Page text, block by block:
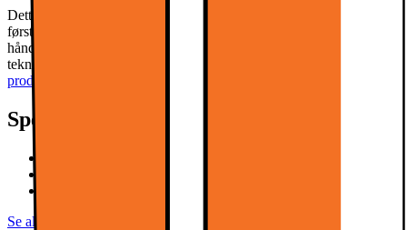
Dette Philips 48" OLED760 4K OLED Smart TV tilbyder
førsteklasses videokvalitet og en verden af underholdning lige ved
hånden. P5 AI Intelligent Picture Engine med HDR, OLED-
teknologi og Ambilight giver en fordybende oplevelse.
produktet
Specifikationer
Se alle specifikationer